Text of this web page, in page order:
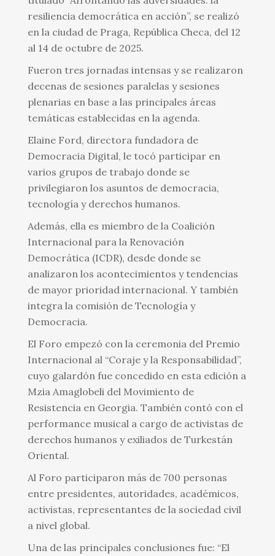
resiliencia democrática en acción”, se realizó
en la ciudad de Praga, República Checa, del 12
al 14 de octubre de 2025.
Fueron tres jornadas intensas y se realizaron
decenas de sesiones paralelas y sesiones
plenarias en base a las principales áreas
temáticas establecidas en la agenda.
Elaine Ford, directora fundadora de
Democracia Digital, le tocó participar en
varios grupos de trabajo donde se
privilegiaron los asuntos de democracia,
tecnología y derechos humanos.
Además, ella es miembro de la Coalición
Internacional para la Renovación
Democrática (ICDR), desde donde se
analizaron los acontecimientos y tendencias
de mayor prioridad internacional. Y también
integra la comisión de Tecnología y
Democracia.
El Foro empezó con la ceremonia del Premio
Internacional al “Coraje y la Responsabilidad”,
cuyo galardón fue concedido en esta edición a
Mzia Amaglobeli del Movimiento de
Resistencia en Georgia. También contó con el
performance musical a cargo de activistas de
derechos humanos y exiliados de Turkestán
Oriental.
Al Foro participaron más de 700 personas
entre presidentes, autoridades, académicos,
activistas, representantes de la sociedad civil
a nivel global.
Una de las principales conclusiones fue: “El